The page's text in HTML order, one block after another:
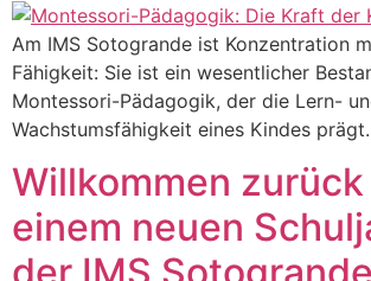
Am IMS Sotogrande ist Konzentration
Fähigkeit: Sie ist ein wesentlicher
Montessori-Pädagogik, der die Lern-
Wachstumsfähigkeit eines Kindes prägt.
Willkommen zurück
einem neuen